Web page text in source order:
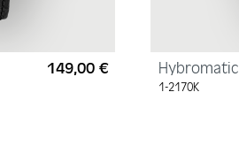
Regulärer Preis:
149,00 € Hybromatic
1-2170K